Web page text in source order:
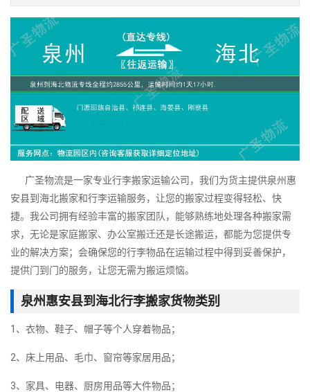
广圣物流是一家专业行李搬家运输公司，我们为货主提供泉州惠
安县到海北搬家和行李运输服务，让您的搬家过程变得轻松、快
捷。我公司拥有经验丰富的搬家团队，能够熟练地处理各种搬家需
求，无论是家庭搬家、办公室搬迁还是长途搬运，都能为您提供专
业的解决方案；会确保您的行李物品在运输过程中得到妥善保护，
提供门到门的服务，让您无需为搬运烦恼。
泉州惠安县到海北行李搬家货物类别
1、衣物、鞋子、帽子等个人穿着物品；
2、床上用品、毛巾、窗帘等家居用品；
3、家具、电器、厨房用品等大件物品；